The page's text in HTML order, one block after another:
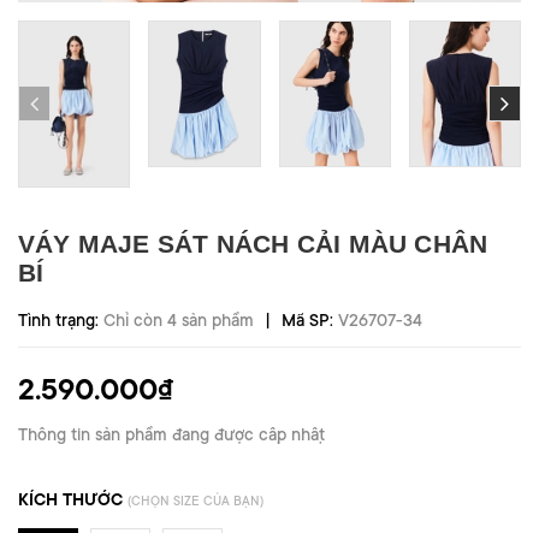
VÁY MAJE SÁT NÁCH CẢI MÀU CHÂN
BÍ
Tình trạng: Chỉ còn 4 sản phẩm | Mã SP: V26707-34
2.590.000₫
Thông tin sản phẩm đang được cập nhật
KÍCH THƯỚC (CHỌN SIZE CỦA BẠN)